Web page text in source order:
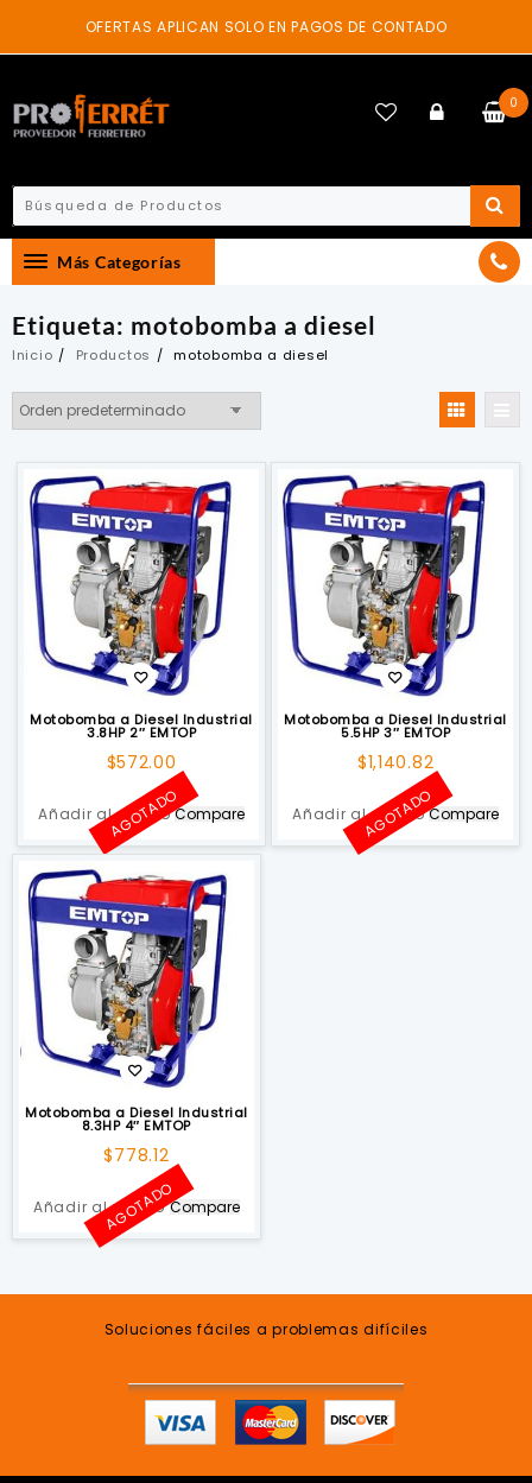
content
OFERTAS APLICAN SOLO EN PAGOS DE CONTADO
0
Más Categorías
Etiqueta: motobomba a diesel
Inicio Productos motobomba a diesel
Motobomba a Diesel Industrial
3.8HP 2″ EMTOP
$572.00
Añadir al carrito
AGOTADOCompare
Motobomba a Diesel Industrial
5.5HP 3″ EMTOP
$1,140.82
Añadir al carrito
AGOTADOCompare
Motobomba a Diesel Industrial
8.3HP 4″ EMTOP
$778.12
Añadir al carrito
AGOTADOCompare
Soluciones fáciles a problemas difíciles